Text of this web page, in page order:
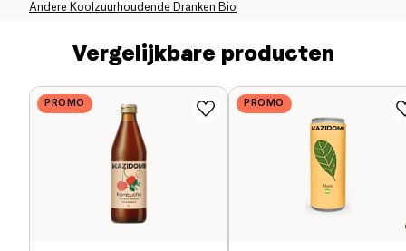
Andere Koolzuurhoudende Dranken Bio
Vergelijkbare producten
PROMO PROMO